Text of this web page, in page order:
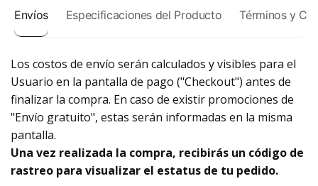
Envíos Especificaciones del Producto Términos y
Los costos de envío serán calculados y visibles para el
Usuario en la pantalla de pago ("Checkout") antes de
finalizar la compra. En caso de existir promociones de
"Envío gratuito", estas serán informadas en la misma
pantalla.
Una vez realizada la compra, recibirás un código de
rastreo para visualizar el estatus de tu pedido.